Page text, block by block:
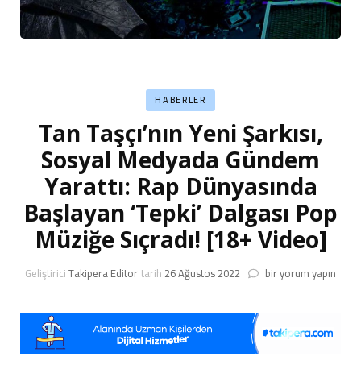
HABERLER
Tan Taşçı’nın Yeni Şarkısı,
Sosyal Medyada Gündem
Yarattı: Rap Dünyasında
Başlayan ‘Tepki’ Dalgası Pop
Müziğe Sıçradı! [18+ Video]
GeliştiriciTakipera Editortarih 26 Ağustos 2022 Tan
Sosyal
bir yorum yapın